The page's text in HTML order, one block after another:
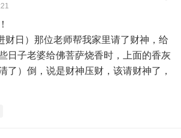
财日）那位老师帮我家里请了财神，给
日子老婆给佛菩萨烧香时，上面的香灰
了）倒，说是财神压财，该请财神了，